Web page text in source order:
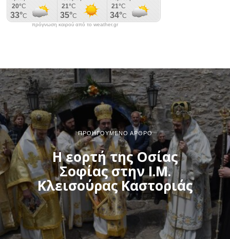
πρόγνωση καιρού από το weather.gr
ΠΡΟΗΓΟΎΜΕΝΟ ΆΡΘΡΟ
Η εορτή της Οσίας
Σοφίας στην Ι.Μ.
Κλεισούρας Καστοριάς